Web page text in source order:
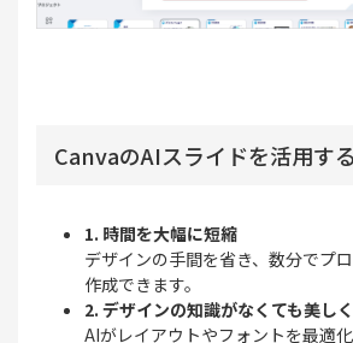
CanvaのAIスライドを活用す
1. 時間を大幅に短縮
デザインの手間を省き、数分でプ
作成できます。
2. デザインの知識がなくても美し
AIがレイアウトやフォントを最適